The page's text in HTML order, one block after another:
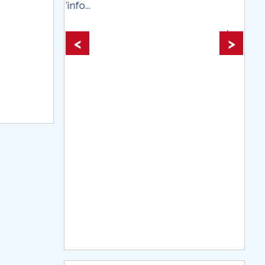
plus d'info...
< >